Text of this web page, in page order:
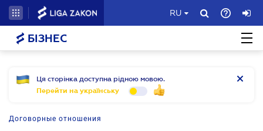
RU
БІЗНЕС
Ця сторінка доступна рідною мовою.
Перейти на українську
Договорные отношения